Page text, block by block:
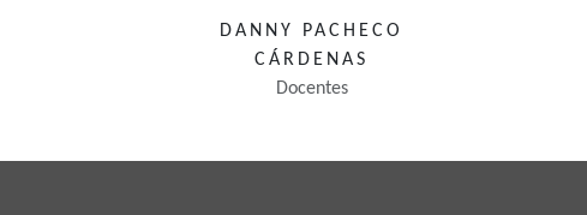
DANNY PACHECO
CÁRDENAS
Docentes